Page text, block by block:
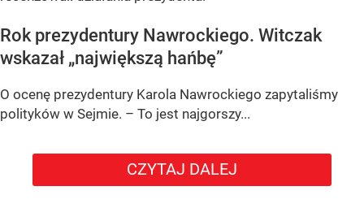
Rok prezydentury Nawrockiego. Witczak
wskazał „największą hańbę”
O ocenę prezydentury Karola Nawrockiego zapytaliśmy
polityków w Sejmie. – To jest najgorszy...
CZYTAJ DALEJ